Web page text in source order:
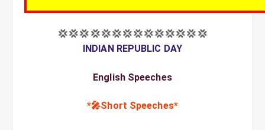
💢💢💢💢💢💢💢💢💢💢💢💢💢💢
INDIAN REPUBLIC DAY
English Speeches
*🎤Short Speeches*